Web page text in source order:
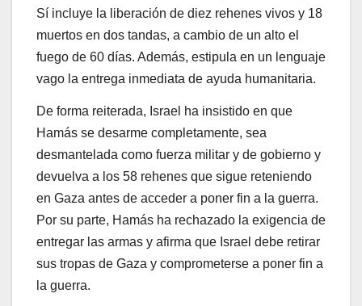
Sí incluye la liberación de diez rehenes vivos y 18
muertos en dos tandas, a cambio de un alto el
fuego de 60 días. Además, estipula en un lenguaje
vago la entrega inmediata de ayuda humanitaria.
De forma reiterada, Israel ha insistido en que
Hamás se desarme completamente, sea
desmantelada como fuerza militar y de gobierno y
devuelva a los 58 rehenes que sigue reteniendo
en Gaza antes de acceder a poner fin a la guerra.
Por su parte, Hamás ha rechazado la exigencia de
entregar las armas y afirma que Israel debe retirar
sus tropas de Gaza y comprometerse a poner fin a
la guerra.